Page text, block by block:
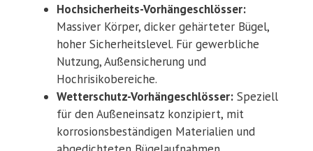
Hochsicherheits-Vorhängeschlösser:
Massiver Körper, dicker gehärteter Bügel,
hoher Sicherheitslevel. Für gewerbliche
Nutzung, Außensicherung und
Hochrisikobereiche.
Wetterschutz-Vorhängeschlösser: Speziell
für den Außeneinsatz konzipiert, mit
korrosionsbeständigen Materialien und